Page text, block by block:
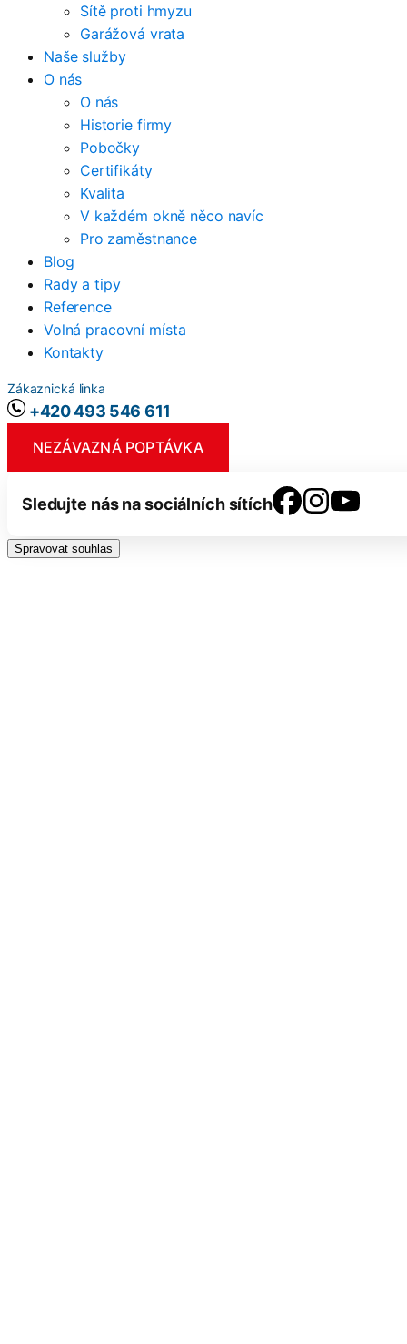
Sítě proti hmyzu
Garážová vrata
Naše služby
O nás
O nás
Historie firmy
Pobočky
Certifikáty
Kvalita
V každém okně něco navíc
Pro zaměstnance
Blog
Rady a tipy
Reference
Volná pracovní místa
Kontakty
Zákaznická linka
+420 493 546 611
NEZÁVAZNÁ POPTÁVKA
Sledujte nás na sociálních sítích
Spravovat souhlas